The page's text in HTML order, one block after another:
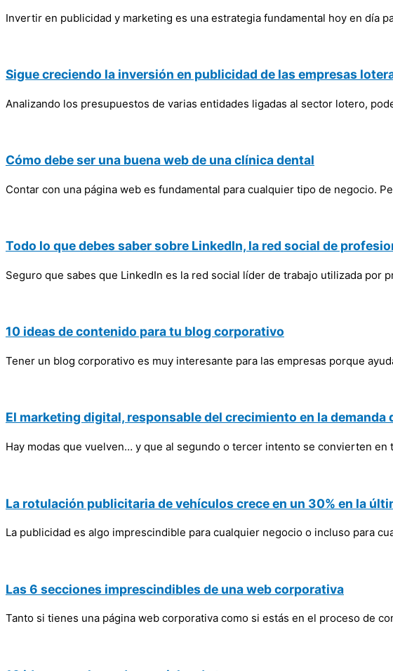
Invertir en publicidad y marketing es una estrategia fundamental hoy en día
Sigue creciendo la inversión en publicidad de las empresas
Analizando los presupuestos de varias entidades ligadas al sector lotero,
Cómo debe ser una buena web de una clínica dental
Contar con una página web es fundamental para cualquier tipo de negocio.
Todo lo que debes saber sobre LinkedIn, la red social de
Seguro que sabes que LinkedIn es la red social líder de trabajo utilizada
10 ideas de contenido para tu blog corporativo
Tener un blog corporativo es muy interesante para las empresas porque
El marketing digital, responsable del crecimiento en la demanda
Hay modas que vuelven… y que al segundo o tercer intento se convierten
La rotulación publicitaria de vehículos crece en un 30% en la
La publicidad es algo imprescindible para cualquier negocio o incluso para
Las 6 secciones imprescindibles de una web corporativa
Tanto si tienes una página web corporativa como si estás en el proceso de